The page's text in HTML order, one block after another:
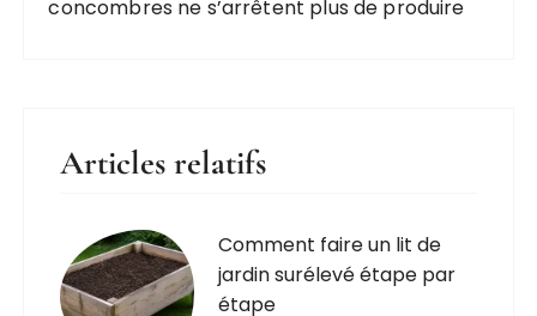
concombres ne s’arrêtent plus de produire
Articles relatifs
Comment faire un lit de
jardin surélevé étape par
étape